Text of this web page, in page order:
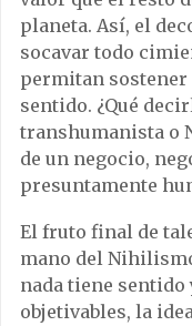
planeta. Así, el
socavar todo
permitan
sentido. ¿Qué
transhumanista o
de un negocio,
presuntamente
El fruto final de
mano del
nada tiene sentido
objetivables, la